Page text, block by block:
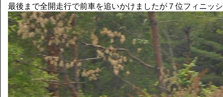
最後まで全開走行で前車を追いかけましたが７位フィニッ